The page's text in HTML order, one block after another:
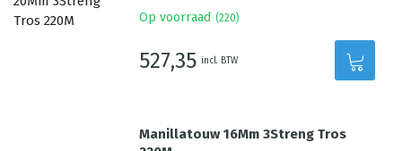
Op voorraad (220)
527,35 incl. BTW
Manillatouw 16Mm 3Streng Tros